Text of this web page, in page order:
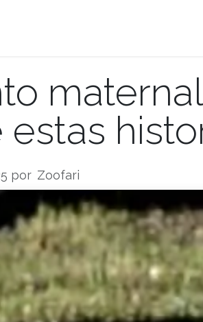
por Zoofari